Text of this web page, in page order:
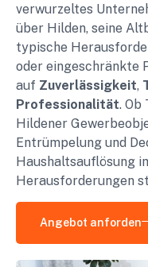
verwurzeltes
über Hilden, seine
typische
oder eingeschränkte
auf Zuverlässigkeit,
Professionalität. Ob
Hildener
Entrümpelung und
Haushaltsauflösung
Herausforderungen
Angebot anforden